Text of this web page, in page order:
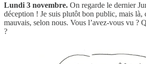
Lundi 3 novembre. On regarde le dernier
déception ! Je suis plutôt bon public, mais là,
mauvais, selon nous. Vous l’avez-vous vu ?
?